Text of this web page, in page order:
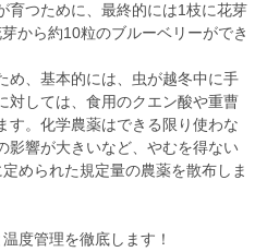
育つために、最終的には1枝に花芽
から約10粒のブルーベリーができ
、基本的には、虫が越冬中に手
対しては、食用のクエン酸や重曹
す。化学農薬はできる限り使わな
影響が大きいなど、やむを得ない
められた規定量の農薬を散布しま
度管理を徹底します！